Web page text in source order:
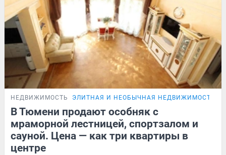
НЕДВИЖИМОСТЬ ЭЛИТНАЯ И НЕОБЫЧНАЯ НЕДВИЖИМОСТЬ
В Тюмени продают особняк с
мраморной лестницей, спортзалом и
сауной. Цена — как три квартиры в
центре